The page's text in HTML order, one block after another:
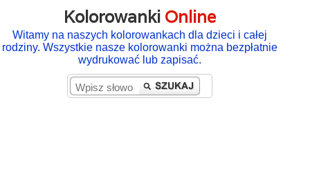
Kolorowanki Online
Witamy na naszych kolorowankach dla dzieci i całej
rodziny. Wszystkie nasze kolorowanki można bezpłatnie
wydrukować lub zapisać.